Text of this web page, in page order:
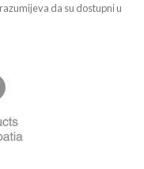
da su dostupni u